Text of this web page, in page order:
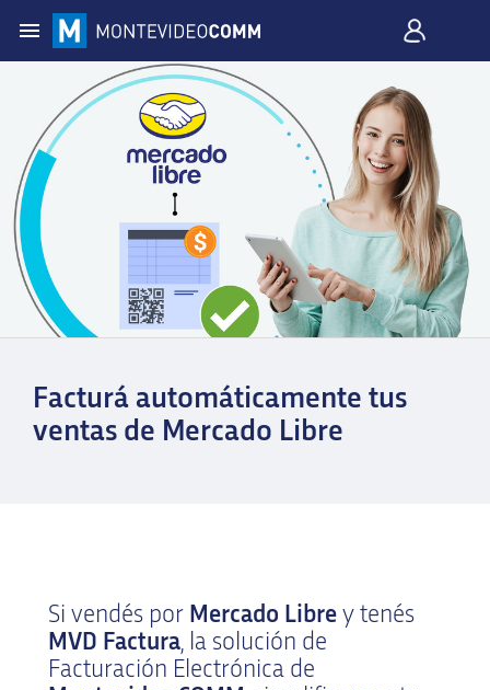
Facturá automáticamente tus
ventas de Mercado Libre
Si vendés por Mercado Libre y tenés
MVD Factura, la solución de
Facturación Electrónica de